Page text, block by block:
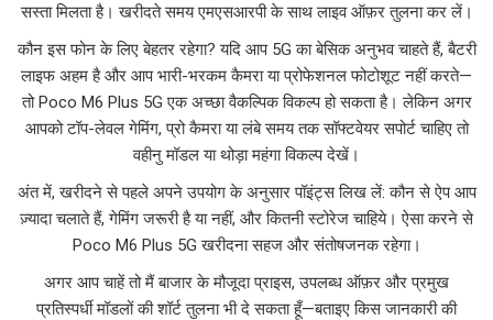
सस्ता मिलता है। खरीदते समय एमएसआरपी के साथ लाइव ऑफ़र तुलना कर लें।
कौन इस फोन के लिए बेहतर रहेगा? यदि आप 5G का बेसिक अनुभव चाहते हैं, बैटरी
लाइफ अहम है और आप भारी-भरकम कैमरा या प्रोफेशनल फोटोशूट नहीं करते—
तो Poco M6 Plus 5G एक अच्छा वैकल्पिक विकल्प हो सकता है। लेकिन अगर
आपको टॉप-लेवल गेमिंग, प्रो कैमरा या लंबे समय तक सॉफ्टवेयर सपोर्ट चाहिए तो
वहीनु मॉडल या थोड़ा महंगा विकल्प देखें।
अंत में, खरीदने से पहले अपने उपयोग के अनुसार पॉइंट्स लिख लें: कौन से ऐप आप
ज़्यादा चलाते हैं, गेमिंग जरूरी है या नहीं, और कितनी स्टोरेज चाहिये। ऐसा करने से
Poco M6 Plus 5G खरीदना सहज और संतोषजनक रहेगा।
अगर आप चाहें तो मैं बाजार के मौजूदा प्राइस, उपलब्ध ऑफ़र और प्रमुख
प्रतिस्पर्धी मॉडलों की शॉर्ट तुलना भी दे सकता हूँ—बताइए किस जानकारी की